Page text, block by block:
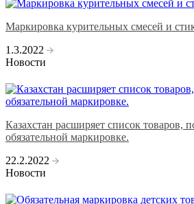
Маркировка курительных смесей и
1.3.2022
Новости
Казахстан расширяет список товаров,
обязательной маркировке.
22.2.2022
Новости